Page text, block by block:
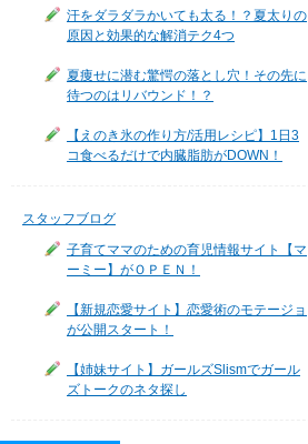
汗をダラダラかいても太る！？夏太りの
原因と効果的な解消テク4つ
夏痩せに潜む驚愕の落とし穴！その先に
待つのはリバウンド！？
【えのき氷の作り方/活用レシピ】1日3
コ食べるだけで内臓脂肪がDOWN！
スタッフブログ
子育てママのための育児情報サイト【マ
ーミー】がＯＰＥＮ！
【新規恋愛サイト】恋愛術のモテージョ
が公開スタート！
【姉妹サイト】ガールズSlismでガール
ズトークのネタ探し